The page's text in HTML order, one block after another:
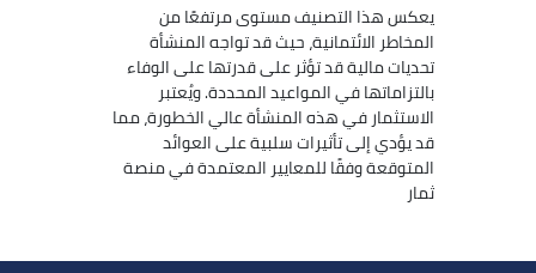
يعكس هذا التصنيف مستوى مرتفعًا من
المخاطر الائتمانية، حيث قد تواجه المنشأة
تحديات مالية قد تؤثر على قدرتها على الوفاء
بالتزاماتها في المواعيد المحددة. ويُعتبر
الاستثمار في هذه المنشأة عالي الخطورة، مما
قد يؤدي إلى تأثيرات سلبية على العوائد
المتوقعة وفقًا للمعايير المعتمدة في منصة
ثمار